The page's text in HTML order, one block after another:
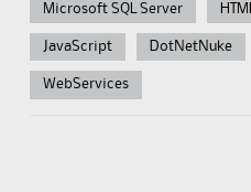
Microsoft SQL Server HTML
JavaScript DotNetNuke
WebServices